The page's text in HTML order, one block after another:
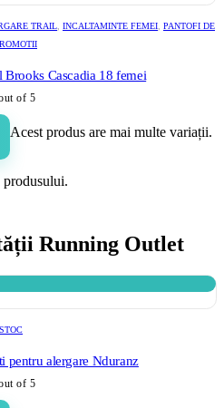
TRAIL INCALTAMINTE FEMEI PANTOFI DE
Brooks Cascadia 18 femei
of 5
Acest produs are mai multe variații.
Running Outlet
pentru alergare Nduranz
of 5